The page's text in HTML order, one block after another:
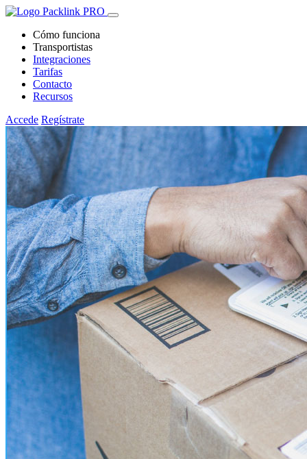
Cómo funciona
Transportistas
Integraciones
Tarifas
Contacto
Recursos
Accede Regístrate